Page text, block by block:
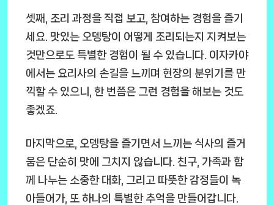
셋째, 조리 과정을 직접 보고, 참여하는 경험을 즐기
세요. 맛있는 오뎅탕이 어떻게 조리되는지 지켜보는
것만으로도 특별한 경험이 될 수 있습니다. 이자카야
에서는 요리사의 손길을 느끼며 현장의 분위기를 만
끽할 수 있으니, 한 번쯤은 그런 경험을 해보는 것도
좋겠죠.
마지막으로, 오뎅탕을 즐기면서 느끼는 식사의 즐거
움은 단순히 맛에 그치지 않습니다. 친구, 가족과 함
께 나누는 소중한 대화, 그리고 따뜻한 감정들이 녹
아들어가, 또 하나의 특별한 추억을 만들어갑니다.